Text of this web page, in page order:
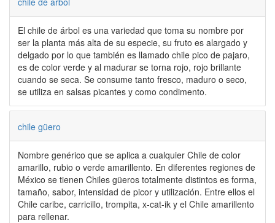
El chile de árbol es una variedad que toma su nombre por
ser la planta más alta de su especie, su fruto es alargado y
delgado por lo que también es llamado chile pico de pajaro,
es de color verde y al madurar se torna rojo, rojo brillante
cuando se seca. Se consume tanto fresco, maduro o seco,
se utiliza en salsas picantes y como condimento.
chile güero
Nombre genérico que se aplica a cualquier Chile de color
amarillo, rubio o verde amarillento. En diferentes regiones de
México se tienen Chiles güeros totalmente distintos es forma,
tamaño, sabor, intensidad de picor y utilización. Entre ellos el
Chile caribe, carricillo, trompita, x-cat-ik y el Chile amarillento
para rellenar.